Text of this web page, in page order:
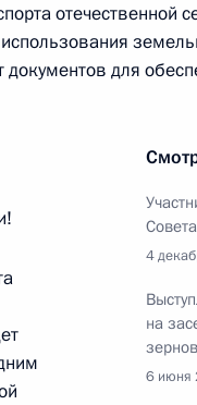
решения
Уго Чавесом
отечественной
документов для
4
на
6 июня